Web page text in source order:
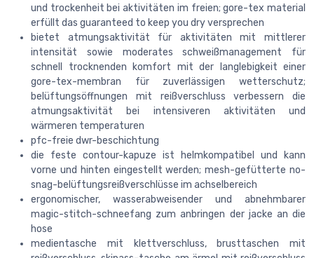
und trockenheit bei aktivitäten im freien; gore-tex material
erfüllt das guaranteed to keep you dry versprechen
bietet atmungsaktivität für aktivitäten mit mittlerer
intensität sowie moderates schweißmanagement für
schnell trocknenden komfort mit der langlebigkeit einer
gore-tex-membran für zuverlässigen wetterschutz;
belüftungsöffnungen mit reißverschluss verbessern die
atmungsaktivität bei intensiveren aktivitäten und
wärmeren temperaturen
pfc-freie dwr-beschichtung
die feste contour-kapuze ist helmkompatibel und kann
vorne und hinten eingestellt werden; mesh-gefütterte no-
snag-belüftungsreißverschlüsse im achselbereich
ergonomischer, wasserabweisender und abnehmbarer
magic-stitch-schneefang zum anbringen der jacke an die
hose
medientasche mit klettverschluss, brusttaschen mit